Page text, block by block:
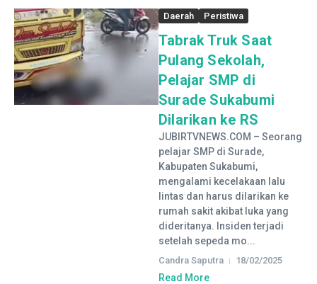
Daerah Peristiwa
Tabrak Truk Saat
Pulang Sekolah,
Pelajar SMP di
Surade Sukabumi
Dilarikan ke RS
JUBIRTVNEWS.COM – Seorang
pelajar SMP di Surade,
Kabupaten Sukabumi,
mengalami kecelakaan lalu
lintas dan harus dilarikan ke
rumah sakit akibat luka yang
dideritanya. Insiden terjadi
setelah sepeda mo...
Candra Saputra 18/02/2025
Read More